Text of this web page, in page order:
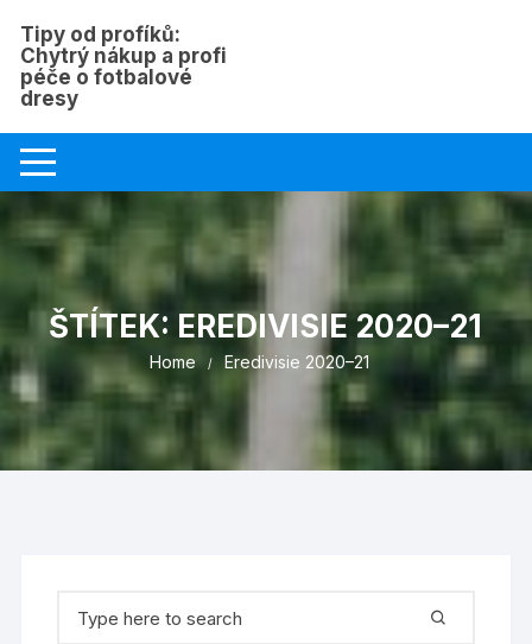
content
Tipy od profíků:
Chytrý nákup a profi
péče o fotbalové
dresy
ŠTÍTEK: EREDIVISIE 2020–21
Home Eredivisie 2020–21
for: